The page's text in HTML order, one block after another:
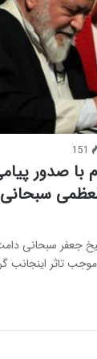
151
با صدور
سبحانی
تاثر اینجانب